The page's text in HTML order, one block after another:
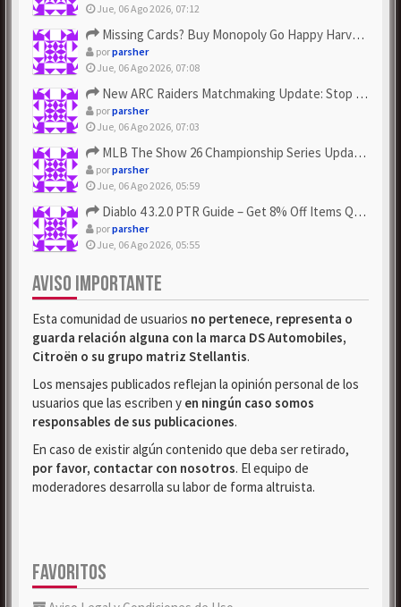
Jue, 06 Ago 2026, 07:12
Missing Cards? Buy Monopoly Go Happy Harvest with Looney Tun...
porparsher
Jue, 06 Ago 2026, 07:08
New ARC Raiders Matchmaking Update: Stop Failed - Grab Bluep...
porparsher
Jue, 06 Ago 2026, 07:03
MLB The Show 26 Championship Series Update! Get Cheap & ...
porparsher
Jue, 06 Ago 2026, 05:59
Diablo 4 3.2.0 PTR Guide – Get 8% Off Items Quickly to Test ...
porparsher
Jue, 06 Ago 2026, 05:55
AVISO IMPORTANTE
Esta comunidad de usuarios no pertenece, representa o
guarda relación alguna con la marca DS Automobiles,
Citroën o su grupo matriz Stellantis.
Los mensajes publicados reflejan la opinión personal de los
usuarios que las escriben y en ningún caso somos
responsables de sus publicaciones.
En caso de existir algún contenido que deba ser retirado,
por favor, contactar con nosotros. El equipo de
moderadores desarrolla su labor de forma altruista.
FAVORITOS